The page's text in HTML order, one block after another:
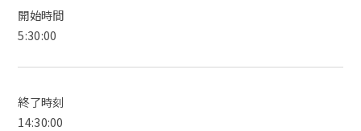
開始時間
5:30:00
終了時刻
14:30:00